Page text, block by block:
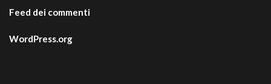
Feed dei commenti
WordPress.org